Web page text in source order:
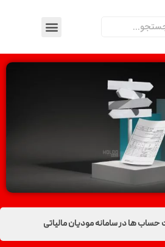
حساب ها در سامانه مودیان مالیاتی